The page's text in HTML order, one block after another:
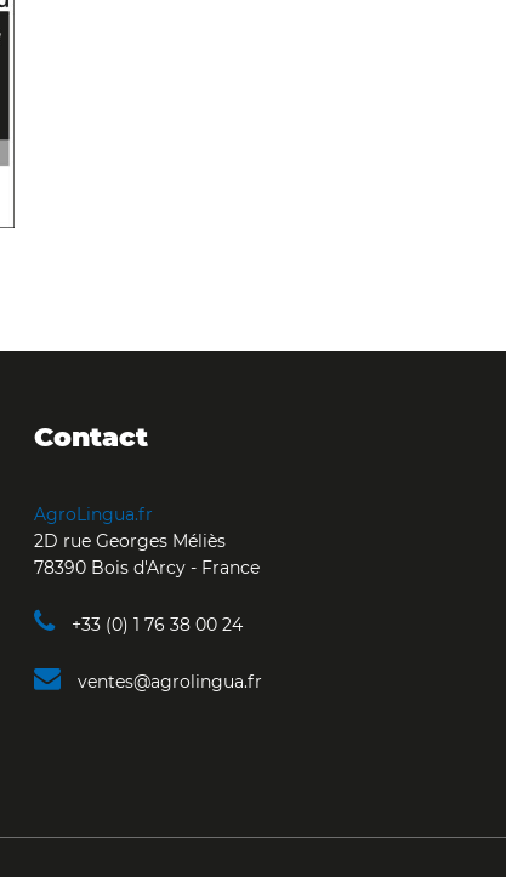
Contact
AgroLingua.fr
2D rue Georges Méliès
78390 Bois d'Arcy - France
+33 (0) 1 76 38 00 24
ventes@agrolingua.fr